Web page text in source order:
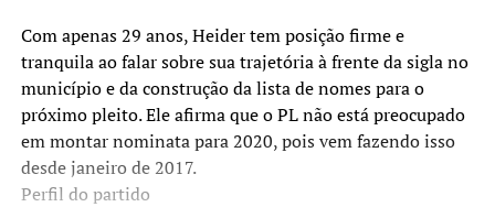
Com apenas 29 anos, Heider tem posição firme e
tranquila ao falar sobre sua trajetória à frente da sigla no
município e da construção da lista de nomes para o
próximo pleito. Ele afirma que o PL não está preocupado
em montar nominata para 2020, pois vem fazendo isso
desde janeiro de 2017.
Perfil do partido